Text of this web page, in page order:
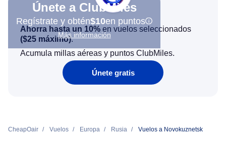
Únete a ClubMiles
Regístrate y obtén$10en puntos
Más información
Ahorra hasta un 10% en vuelos seleccionados
($25 máximo).
Acumula millas aéreas y puntos ClubMiles.
Únete gratis
CheapOair Vuelos Europa Rusia Vuelos a Novokuznetsk